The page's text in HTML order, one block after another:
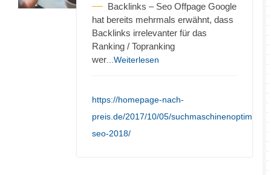
Backlinks – Seo Offpage Google
hat bereits mehrmals erwähnt, dass
Backlinks irrelevanter für das
Ranking / Topranking
wer ...Weiterlesen
https://homepage-nach-
preis.de/2017/10/05/
seo-2018/